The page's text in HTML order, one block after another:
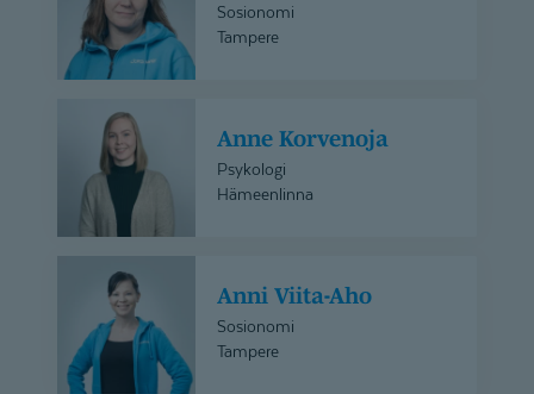
Sosionomi
Tampere
Korvenoja
Anne Korvenoja
Psykologi
Hämeenlinna
Anni Viita-Aho
Sosionomi
Tampere